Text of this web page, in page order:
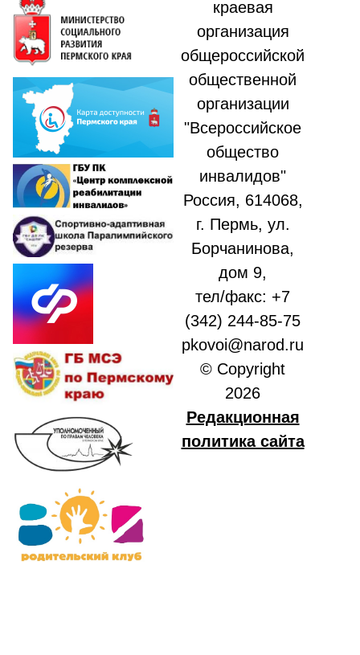
краевая
организация
общероссийской
общественной
организации
"Всероссийское
общество
инвалидов"
Россия, 614068,
г. Пермь, ул.
Борчанинова,
дом 9,
тел/факс: +7
(342) 244-85-75
pkovoi@narod.ru
© Copyright
2026
Редакционная
политика сайта